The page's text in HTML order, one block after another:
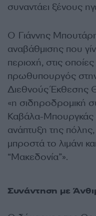
συναντάει ξένους
Ο Γιάννης
αναβάθμισης που
περιοχή, στις
πρωθυπουργός στην
Διεθνούς Έκθεσης
«η σιδηροδρομική
Καβάλα-Μπουργκάς
ανάπτυξη της πόλης,
μπροστά το λιμάνι
“Μακεδονία”».
Συνάντηση με